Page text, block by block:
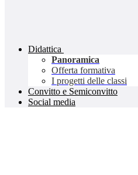
Didattica
Panoramica
Offerta formativa
I progetti delle classi
Convitto e Semiconvitto
Social media